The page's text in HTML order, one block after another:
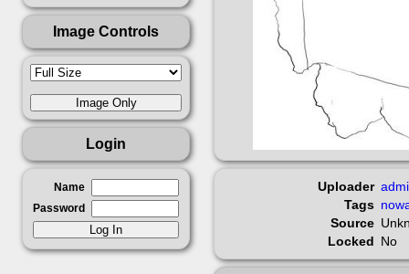
Image Controls
Login
Name
Password
Uploader
Tags
Source
Locked No